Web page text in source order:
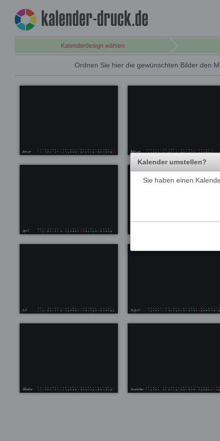
Kalenderdesign wählen
Ordnen Sie hier die gewünschten Bilder den
Kalender umstellen?
Sie haben einen